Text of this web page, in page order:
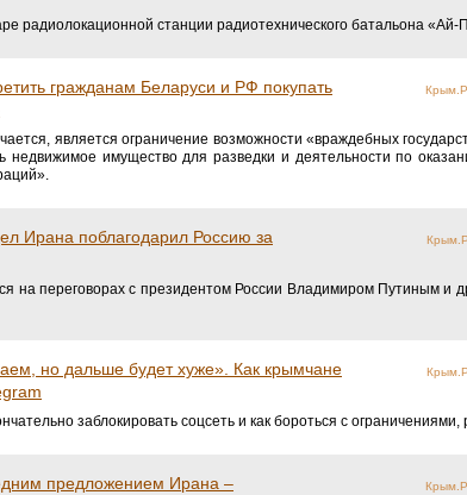
радиолокационной станции радиотехнического батальона
гражданам Беларуси и РФ покупать
является ограничение возможности «враждебных
недвижимое имущество для разведки и деятельности по
Ирана поблагодарил Россию за
на переговорах с президентом России Владимиром Путиным и
но дальше будет хуже». Как крымчане
заблокировать соцсеть и как бороться с
предложением Ирана –